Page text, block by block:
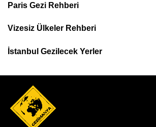
Top
Menu
Paris Gezi Rehberi
Vizesiz Ülkeler Rehberi
İstanbul Gezilecek Yerler